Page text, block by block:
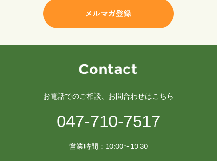
お電話でのご相談、お問合わせはこちら
047-710-7517
営業時間：10:00〜19:30